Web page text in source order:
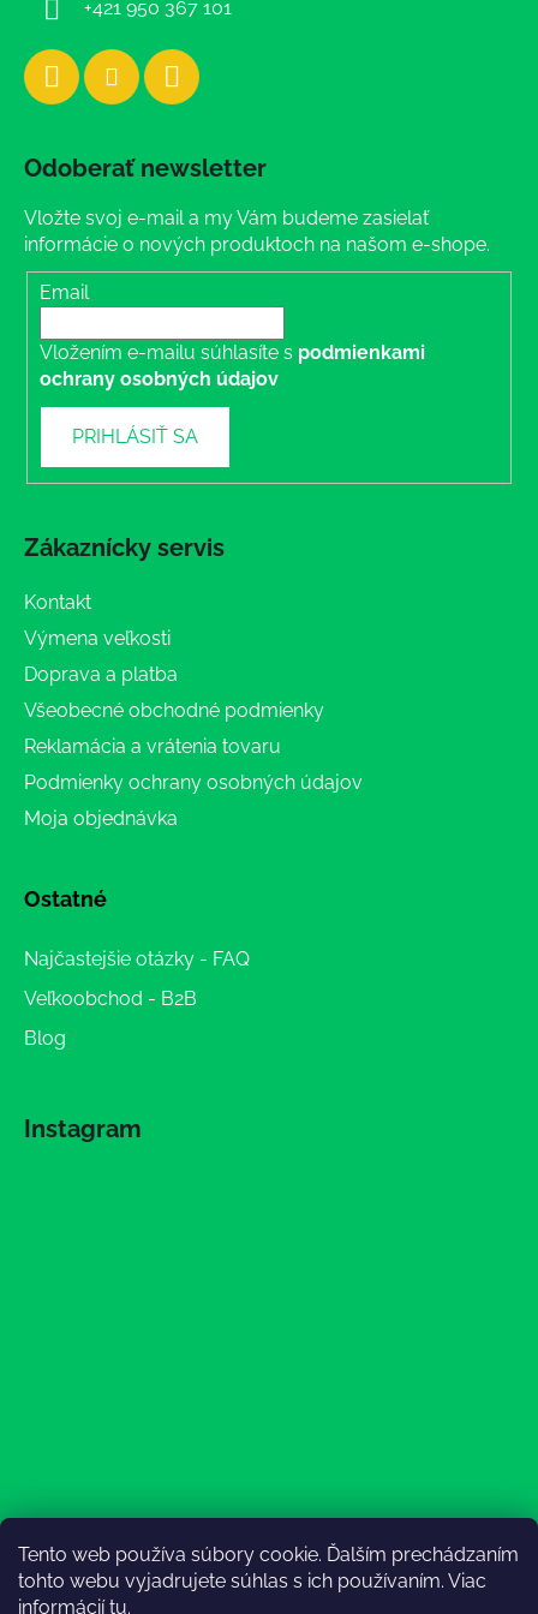
Tento web používa súbory cookie. Ďalším prechádzaním
tohto webu vyjadrujete súhlas s ich používaním. Viac
informáciítu.
+421 950 367 101
Odoberať newsletter
Vložte svoj e-mail a my Vám budeme zasielať
informácie o nových produktoch na našom e-shope.
Email
Vložením e-mailu súhlasíte s podmienkami
ochrany osobných údajov
PRIHLÁSIŤ SA
Zákaznícky servis
Kontakt
Výmena veľkosti
Doprava a platba
Všeobecné obchodné podmienky
Reklamácia a vrátenia tovaru
Podmienky ochrany osobných údajov
Moja objednávka
Ostatné
Najčastejšie otázky - FAQ
Veľkoobchod - B2B
Blog
Instagram
Sledovať na Instagrame